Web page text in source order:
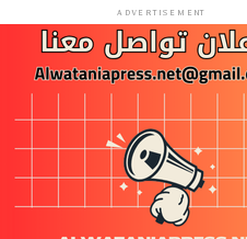
ADVERTISEMENT